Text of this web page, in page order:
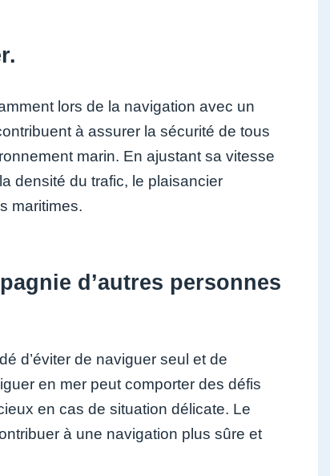
lors de la navigation avec un
à assurer la sécurité de tous
marin. En ajustant sa vitesse
densité du trafic, le plaisancier
maritimes.
d’autres personnes
d’éviter de naviguer seul et de
en mer peut comporter des défis
en cas de situation délicate. Le
à une navigation plus sûre et